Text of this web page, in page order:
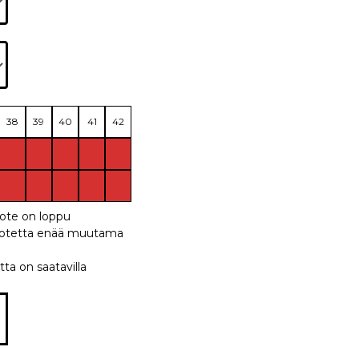
38 39 40 41 42
on loppu
enää muutama
on saatavilla